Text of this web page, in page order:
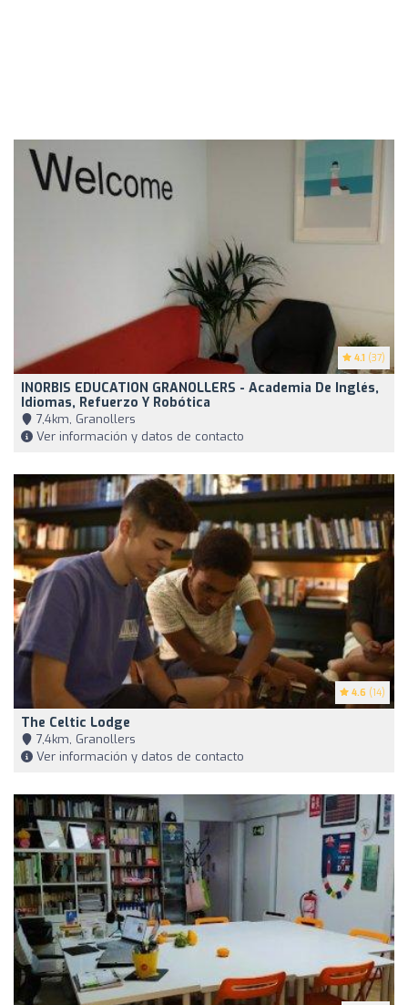
4.1 (37)
INORBIS EDUCATION GRANOLLERS - Academia De Inglés,
Idiomas, Refuerzo Y Robótica
7,4km, Granollers
Ver información y datos de contacto
4.6 (14)
The Celtic Lodge
7,4km, Granollers
Ver información y datos de contacto